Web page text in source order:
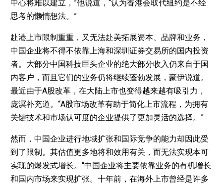
中心将难以建立，”他说道，“认为香港会取代纽约是不经
思考的懒惰想法。”
赴港上市限制重重，又无法赴美拓展资本、品牌和业务，
中国企业将不得不依靠上海和深圳证券交易所的国内投资
者。大部分中国科技巨头企业的绝大部分收入仍来自于国
内客户，而且它们的业务仍将继续蓬勃发展，豪伊说道。
最近由于A股改革，在大陆上市也变得越来越有吸引力，
庞溟补充道。“A股市场改革有助于简化上市流程，为拥有
关键技术和市场认可度的企业提供了更加灵活的选择。”
然而，中国企业进行地域扩张和国际竞争的能力却因此受
到了限制。其估值更多地将和效用有关，而无法实现本可
实现的爆发式增长。“中国企业将主要依靠业务的有机增长
和国内市场来实现扩张。十年前，在海外上市曾经是许多